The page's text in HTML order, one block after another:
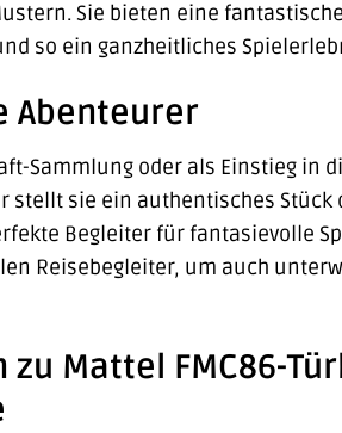
Sie bieten eine
so ein ganzheitliches
Abenteurer
Sammlung oder als Einstieg in
stellt sie ein authentisches
Begleiter für fantasievolle
Reisebegleiter, um auch
zu Mattel FMC86-